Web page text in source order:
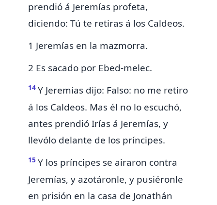
prendió á Jeremías profeta,
diciendo: Tú te retiras á los Caldeos.
1 Jeremías en la mazmorra.
2 Es sacado por Ebed-melec.
14 Y Jeremías dijo: Falso: no me retiro
á los Caldeos. Mas él no lo escuchó,
antes prendió Irías á Jeremías, y
llevólo delante de los príncipes.
15 Y los príncipes se airaron contra
Jeremías, y azotáronle, y pusiéronle
en prisión en la casa de Jonathán